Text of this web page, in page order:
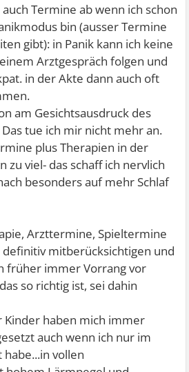
Termine ab wenn ich schon
bin (ausser Termine
gibt): in Panik kann ich keine
Arztgespräch folgen und
in der Akte dann auch oft
am Gesichtsausdruck des
tue ich mir nicht mehr an.
plus Therapien in der
zu viel- das schaff ich nervlich
besonders auf mehr Schlaf
Arzttermine, Spieltermine
mitberücksichtigen und
früher immer Vorrang vor
so richtig ist, sei dahin
Kinder haben mich immer
auch wenn ich nur im
vollen